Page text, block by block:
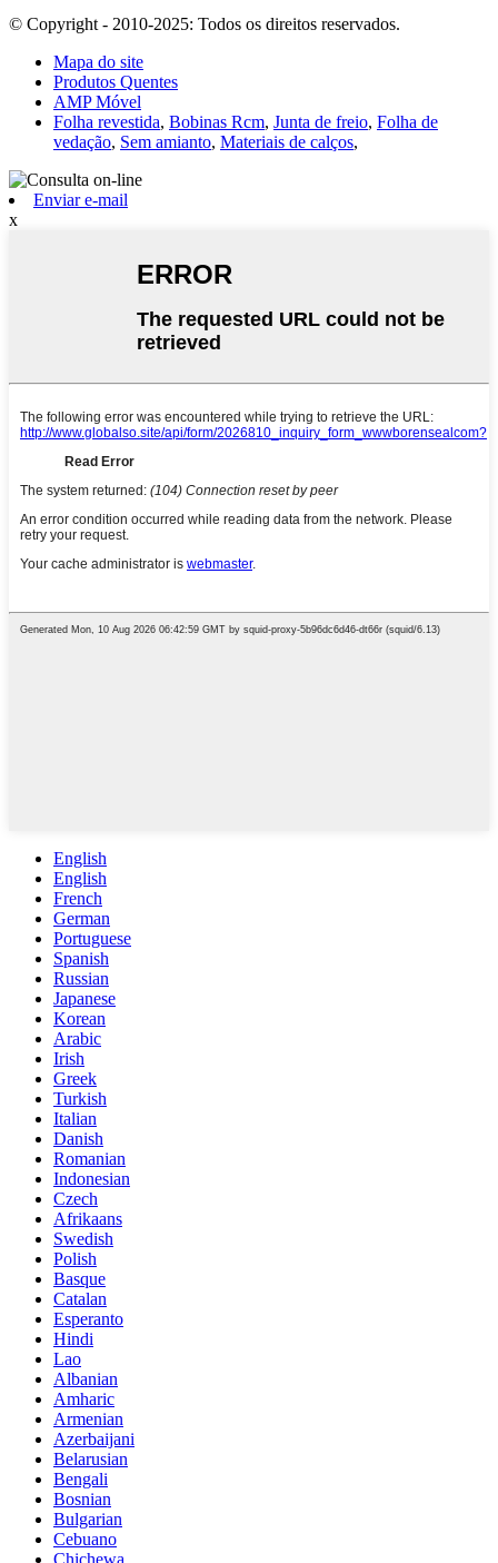
© Copyright - 2010-2025: Todos os direitos reservados.
Mapa do site
Produtos Quentes
AMP Móvel
Folha revestida, Bobinas Rcm, Junta de freio, Folha de
vedação, Sem amianto, Materiais de calços,
Enviar e-mail
x
English
English
French
German
Portuguese
Spanish
Russian
Japanese
Korean
Arabic
Irish
Greek
Turkish
Italian
Danish
Romanian
Indonesian
Czech
Afrikaans
Swedish
Polish
Basque
Catalan
Esperanto
Hindi
Lao
Albanian
Amharic
Armenian
Azerbaijani
Belarusian
Bengali
Bosnian
Bulgarian
Cebuano